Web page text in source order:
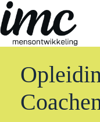
Ga
naar
de
inhoud